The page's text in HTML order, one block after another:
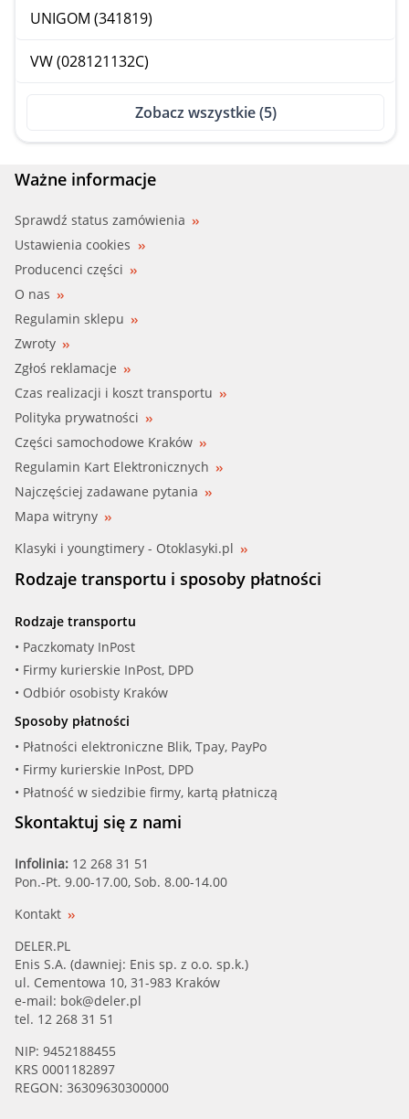
UNIGOM (341819)
VW (028121132C)
Zobacz wszystkie (5)
Ważne informacje
Sprawdź status zamówienia
Ustawienia cookies
Producenci części
O nas
Regulamin sklepu
Zwroty
Zgłoś reklamacje
Czas realizacji i koszt transportu
Polityka prywatności
Części samochodowe Kraków
Regulamin Kart Elektronicznych
Najczęściej zadawane pytania
Mapa witryny
Klasyki i youngtimery - Otoklasyki.pl
Rodzaje transportu i sposoby płatności
Rodzaje transportu
• Paczkomaty InPost
• Firmy kurierskie InPost, DPD
• Odbiór osobisty Kraków
Sposoby płatności
• Płatności elektroniczne Blik, Tpay, PayPo
• Firmy kurierskie InPost, DPD
• Płatność w siedzibie firmy, kartą płatniczą
Skontaktuj się z nami
Infolinia: 12 268 31 51
Pon.-Pt. 9.00-17.00, Sob. 8.00-14.00
Kontakt
DELER.PL
Enis S.A. (dawniej: Enis sp. z o.o. sp.k.)
ul. Cementowa 10, 31-983 Kraków
e-mail: bok@deler.pl
tel. 12 268 31 51
NIP: 9452188455
KRS 0001182897
REGON: 36309630300000